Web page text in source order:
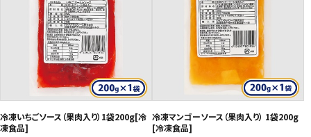
冷凍いちごソース（果肉入り）1袋200g[冷
凍食品]
冷凍マンゴーソース（果肉入り） 1袋200g
[冷凍食品]